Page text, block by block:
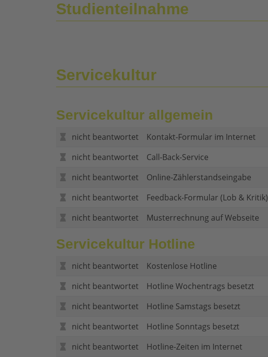
Studienteilnahme
Servicekultur
Servicekultur allgemein
nicht beantwortet
Kontakt-Formular im Internet
nicht beantwortet
Call-Back-Service
nicht beantwortet
Online-Zählerstandseingabe
nicht beantwortet
Feedback-Formular (Lob & Kritik)
nicht beantwortet
Musterrechnung auf Webseite
Servicekultur Hotline
nicht beantwortet
Kostenlose Hotline
nicht beantwortet
Hotline Wochentrags besetzt
nicht beantwortet
Hotline Samstags besetzt
nicht beantwortet
Hotline Sonntags besetzt
nicht beantwortet
Hotline-Zeiten im Internet